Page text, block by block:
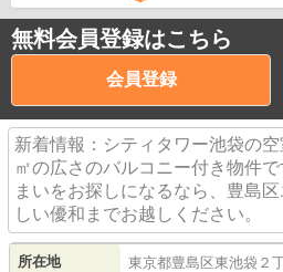
無料会員登録はこちら
会員登録
新着情報：シティタワー池袋の
㎡の広さのバルコニー付き物件
まいをお探しになるなら、豊島
しい優和までお越しください。
所在地 東京都豊島区東池袋 ２